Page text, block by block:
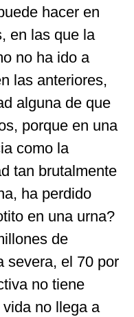
hacer en
en las que la
no ha ido a
las anteriores,
alguna de que
porque en una
como la
tan brutalmente
ha perdido
en una urna?
de
severa, el 70 por
no tiene
no llega a